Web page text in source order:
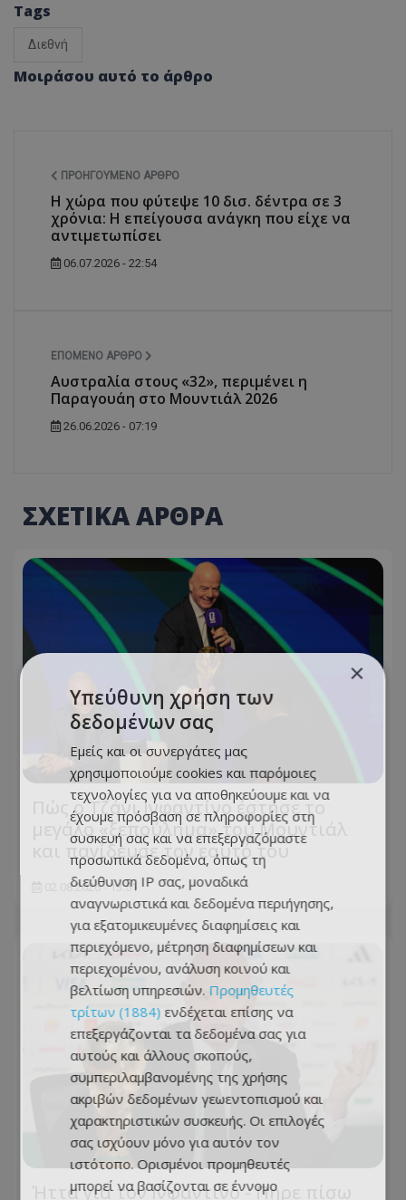
Tags
Διεθνή
Μοιράσου αυτό το άρθρο
ΠΡΟΗΓΟΎΜΕΝΟ ΆΡΘΡΟ
Η χώρα που φύτεψε 10 δισ. δέντρα σε 3
χρόνια: Η επείγουσα ανάγκη που είχε να
αντιμετωπίσει
06.07.2026 - 22:54
ΕΠΌΜΕΝΟ ΆΡΘΡΟ
Αυστραλία στους «32», περιμένει η
Παραγουάη στο Μουντιάλ 2026
26.06.2026 - 07:19
ΣΧΕΤΙΚΑ ΑΡΘΡΑ
Πώς ο Τζάνι Ινφαντίνο έστησε το
μεγάλο «ξεπούλημα» του Μουντιάλ
και παγίδευσε τον εαυτό του
02.08.2026 - 13:51
Ήττα για τον Ινφαντίνο - Πήρε πίσω
×
Υπεύθυνη χρήση των
δεδομένων σας
Εμείς και οι συνεργάτες μας
χρησιμοποιούμε cookies και παρόμοιες
τεχνολογίες για να αποθηκεύουμε και να
έχουμε πρόσβαση σε πληροφορίες στη
συσκευή σας και να επεξεργαζόμαστε
προσωπικά δεδομένα, όπως τη
διεύθυνση IP σας, μοναδικά
αναγνωριστικά και δεδομένα περιήγησης,
για εξατομικευμένες διαφημίσεις και
περιεχόμενο, μέτρηση διαφημίσεων και
περιεχομένου, ανάλυση κοινού και
βελτίωση υπηρεσιών. Προμηθευτές
τρίτων (1884) ενδέχεται επίσης να
επεξεργάζονται τα δεδομένα σας για
αυτούς και άλλους σκοπούς,
συμπεριλαμβανομένης της χρήσης
ακριβών δεδομένων γεωεντοπισμού και
χαρακτηριστικών συσκευής. Οι επιλογές
σας ισχύουν μόνο για αυτόν τον
ιστότοπο. Ορισμένοι προμηθευτές
μπορεί να βασίζονται σε έννομο